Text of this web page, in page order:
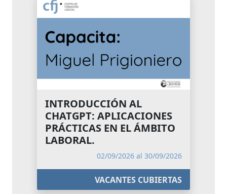
INTRODUCCIÓN AL
CHATGPT: APLICACIONES
PRÁCTICAS EN EL ÁMBITO
LABORAL.
02/09/2026 al 30/09/2026
VACANTES CUBIERTAS